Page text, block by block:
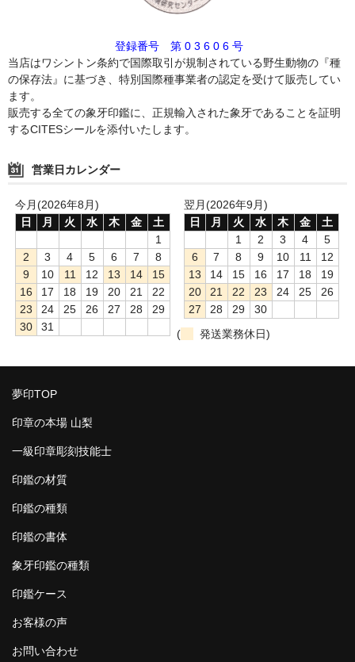
登録番号 第 0 3 6 0 6 号
当店はワシントン条約で国際取引が規制されている野生動物の『種
の保存法』に基づき、特別国際種事業者の認定を受けて販売してい
ます。
販売する全ての象牙印鑑に、正規輸入された象牙であることを証明
するCITESシールを添付いたします。
営業日カレンダー
今月(2026年8月)
日
月 火 水 木 金
土
1
2
3 4 5 6 7
8
9
10 11 12 13 14
15
16
17 18 19 20 21
22
23
24 25 26 27 28
29
30
31
翌月(2026年9月)
日
月 火 水 木 金
土
1
2 3 4
5
6
7 8 9 10 11
12
13
14 15 16 17 18
19
20
21 22 23 24 25
26
27
28 29
30
(
発送業務休日)
夢印TOP
印章の本場 山梨
一級印章彫刻技能士
印鑑の材質
印鑑の種類
印鑑の書体
象牙印鑑の種類
印鑑ケース
お客様の声
お問い合わせ